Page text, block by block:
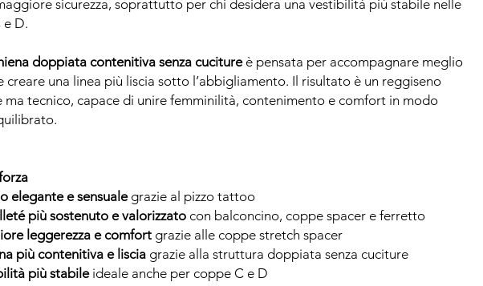
sicurezza, soprattutto per chi desidera una vestibilità più stabile nelle
e D.
doppiata contenitiva senza cucitureè pensata per accompagnare meglio
creare una linea più liscia sotto l’abbigliamento. Il risultato è un reggiseno
ma tecnico, capace di unire femminilità, contenimento e comfort in modo
elegante e sensualegrazie al pizzo tattoo
più sostenuto e valorizzato con balconcino, coppe spacer e ferretto
leggerezza e comfort grazie alle coppe stretch spacer
più contenitiva e liscia grazie alla struttura doppiata senza cuciture
più stabileideale anche per coppe C e D